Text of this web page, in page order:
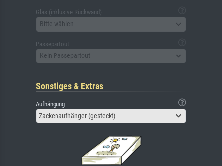
Glas (inklusive Rückwand)
Bitte wählen
Passepartout
Kein Passepartout
Sonstiges & Extras
Aufhängung
Zackenaufhänger (gesteckt)